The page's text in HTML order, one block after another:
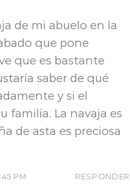
de mi abuelo en la
que pone
ve que es bastante
saber de qué
y si el
familia. La navaja es
de asta es preciosa
PM RESPONDER